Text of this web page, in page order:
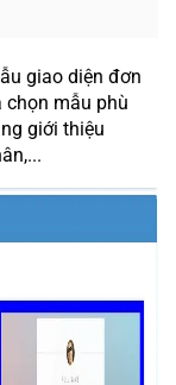
giao diện đơn
chọn mẫu phù
giới thiệu